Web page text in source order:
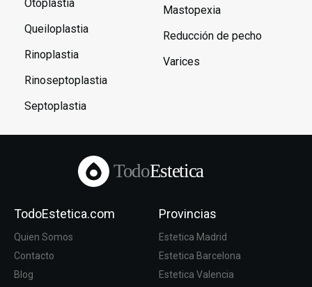
Otoplastia
Queiloplastia
Rinoplastia
Rinoseptoplastia
Septoplastia
Mastopexia
Reducción de pecho
Varices
TodoEstetica
TodoEstetica.com
Quien Somos
Contacto
Blog
Provincias
Estetica Madrid
Estetica Barcelona
Estetica Valencia